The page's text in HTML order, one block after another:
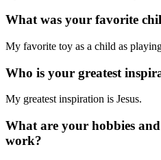
What was your favorite
My favorite toy as a child as
Who is your greatest
My greatest inspiration is Jesus.
What are your hobbies
work?